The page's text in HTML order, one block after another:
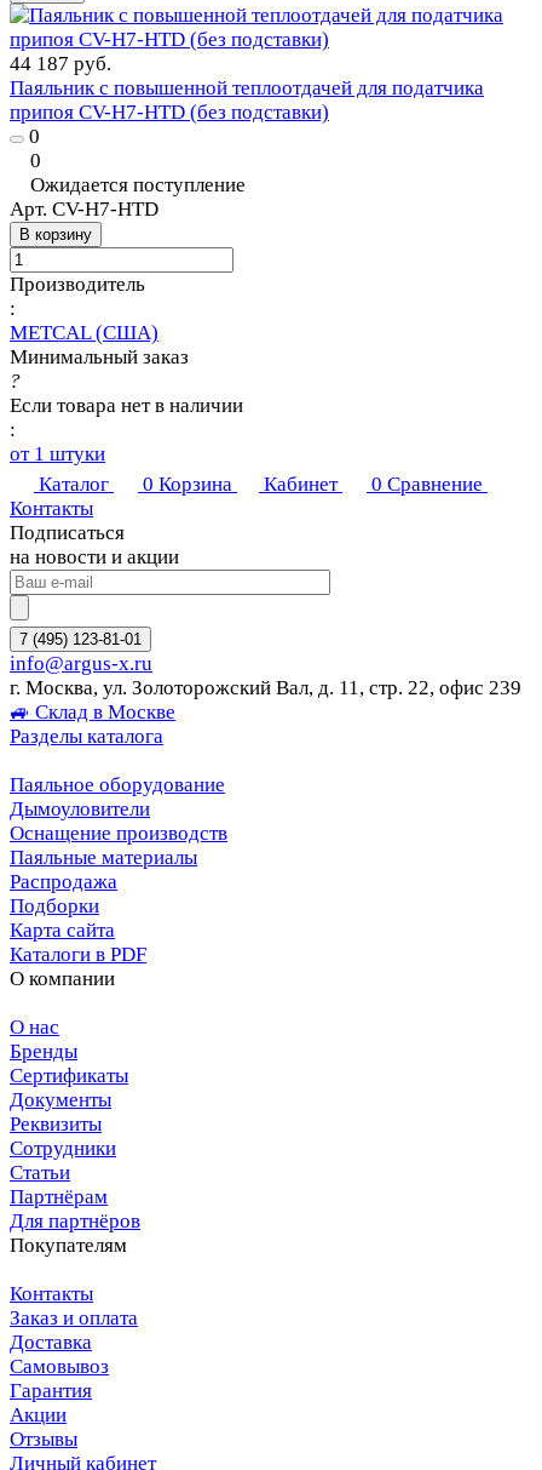
44 187 руб.
Паяльник с повышенной теплоотдачей для податчика
припоя CV-H7-HTD (без подставки)
0
0
Ожидается поступление
Арт. CV-H7-HTD
В корзину
Производитель
:
METCAL (США)
Минимальный заказ
?
Если товара нет в наличии
:
от 1 штуки
Каталог
0 Корзина Кабинет 0 Сравнение
Контакты
Подписаться
на новости и акции
7 (495) 123-81-01
info@argus-x.ru
г. Москва, ул. Золоторожский Вал, д. 11, стр. 22, офис 239
🚙 Склад в Москве
Разделы каталога
Паяльное оборудование
Дымоуловители
Оснащение производств
Паяльные материалы
Распродажа
Подборки
Карта сайта
Каталоги в PDF
О компании
О нас
Бренды
Сертификаты
Документы
Реквизиты
Сотрудники
Статьи
Партнёрам
Для партнёров
Покупателям
Контакты
Заказ и оплата
Доставка
Самовывоз
Гарантия
Акции
Отзывы
Личный кабинет